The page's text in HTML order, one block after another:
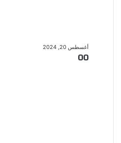
أغسطس 20, 2024
00